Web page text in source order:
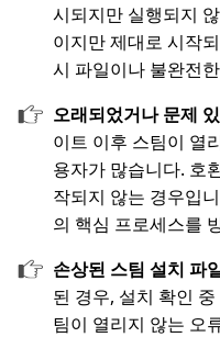
시되지만 실행되지
이지만 제대로 시작
시 파일이나 불완전
오래되었거나 문제
이트 이후 스팀이 열
용자가 많습니다. 호
작되지 않는 경우입
의 핵심 프로세스를
손상된 스팀 설치 파
된 경우, 설치 확인
팀이 열리지 않는 오